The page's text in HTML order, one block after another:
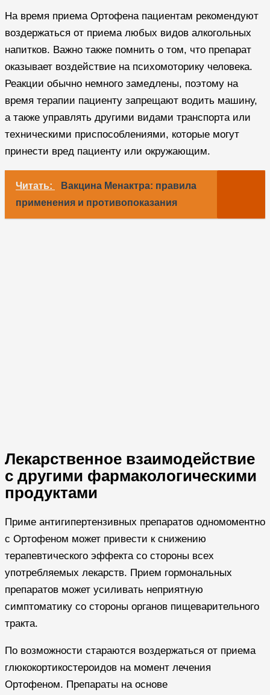
На время приема Ортофена пациентам рекомендуют
воздержаться от приема любых видов алкогольных
напитков. Важно также помнить о том, что препарат
оказывает воздействие на психомоторику человека.
Реакции обычно немного замедлены, поэтому на
время терапии пациенту запрещают водить машину,
а также управлять другими видами транспорта или
техническими приспособлениями, которые могут
принести вред пациенту или окружающим.
Читать:
Вакцина Менактра: правила
применения и противопоказания
Лекарственное взаимодействие
с другими фармакологическими
продуктами
Приме антигипертензивных препаратов одномоментно
с Ортофеном может привести к снижению
терапевтического эффекта со стороны всех
употребляемых лекарств. Прием гормональных
препаратов может усиливать неприятную
симптоматику со стороны органов пищеварительного
тракта.
По возможности стараются воздержаться от приема
глюкокортикостероидов на момент лечения
Ортофеном. Препараты на основе